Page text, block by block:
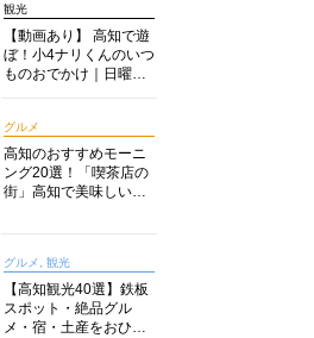
観光
【動画あり】 高知で遊
ぼ！小4ナリくんのいつ
ものおでかけ｜日曜市
グルメ
高知のおすすめモーニ
ング20選！「喫茶店の
街」高知で美味しい喫
グルメ, 観光
【高知観光40選】鉄板
スポット・絶品グル
メ・宿・土産をおひと